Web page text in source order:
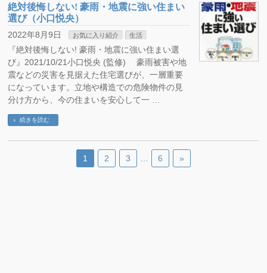
絶対後悔しない! 豪雨・地震に強い住まい
選び（小口悦央）
2022年8月9日 お気に入り紹介 生活
『絶対後悔しない! 豪雨・地震に強い住まい選
び』2021/10/21小口悦央 (監修) 豪雨被害や地
震などの災害を見据えた住宅選びが、一層重要
になっています。立地や構造での危険物件の見
分け方から、今の住まいを安心して一 …
続きを読む
1 2 3 6 »